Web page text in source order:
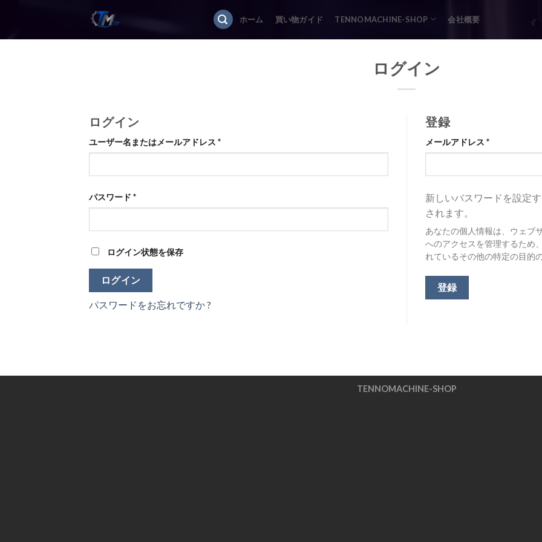
content
ホーム 買い物ガイド TENNOMACHINE-SHOP 会社概要
ログイン
ログイン
ユーザー名またはメールアドレス *
パスワード *
ログイン状態を保存
ログイン
パスワードをお忘れですか ?
登録
メールアドレス *
新しいパスワードを設定
されます。
あなたの個人情報は、ウェブ
へのアクセスを管理するため
れているその他の特定の目的
登録
TENNOMACHINE-SHOP